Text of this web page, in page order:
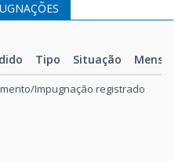
Tipo Situação
Impugnação registrado